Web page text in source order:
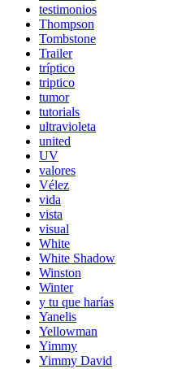
testimonios
Thompson
Tombstone
Trailer
tríptico
triptico
tumor
tutorials
ultravioleta
united
UV
valores
Vélez
vida
vista
visual
White
White Shadow
Winston
Winter
y tu que harías
Yanelis
Yellowman
Yimmy
Yimmy David